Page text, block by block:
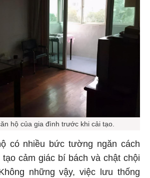
hộ của gia đình trước khi cải tạo.
có nhiều bức tường ngăn cách
cảm giác bí bách và chật chội
những vậy, việc lưu thống